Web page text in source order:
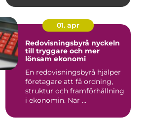
01. apr
Redovisningsbyrå nyckeln
till tryggare och mer
lönsam ekonomi
En redovisningsbyrå hjälper
företagare att få ordning,
struktur och framförhållning
i ekonomin. När ...